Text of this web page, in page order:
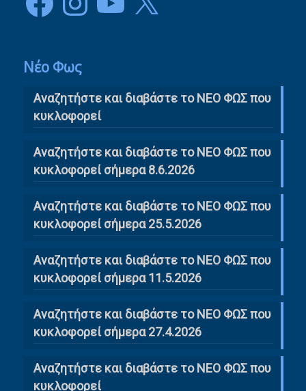
Νέο Φως
Αναζητήστε και διαβάστε το NΕΟ ΦΩΣ που
κυκλοφορεί
Αναζητήστε και διαβάστε το ΝΕΟ ΦΩΣ που
κυκλοφορεί σήμερα 8.6.2026
Αναζητήστε και διαβάστε το ΝΕΟ ΦΩΣ που
κυκλοφορεί σήμερα 25.5.2026
Αναζητήστε και διαβάστε το ΝΕΟ ΦΩΣ που
κυκλοφορεί σήμερα 11.5.2026
Αναζητήστε και διαβάστε το ΝΕΟ ΦΩΣ που
κυκλοφορεί σήμερα 27.4.2026
Αναζητήστε και διαβάστε το ΝΕΟ ΦΩΣ που
κυκλοφορεί